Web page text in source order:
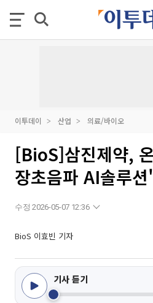
이투데이 산업 의료/바이오
[BioS]삼진제약,
장초음파 AI솔루
수정 2026-05-07 12:36
BioS 이효빈 기자
기사 듣기